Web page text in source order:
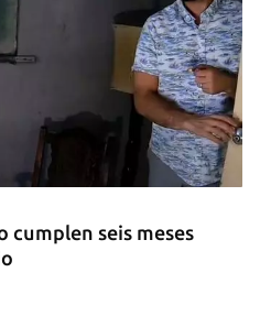
cumplen seis meses